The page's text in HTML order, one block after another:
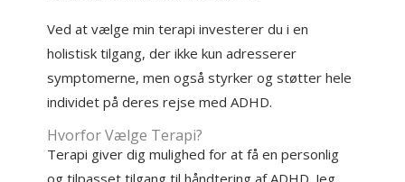
Ved at vælge min terapi investerer du i en
holistisk tilgang, der ikke kun adresserer
symptomerne, men også styrker og støtter hele
individet på deres rejse med ADHD.
Hvorfor Vælge Terapi?
Terapi giver dig mulighed for at få en personlig
og tilpasset tilgang til håndtering af ADHD. Jeg